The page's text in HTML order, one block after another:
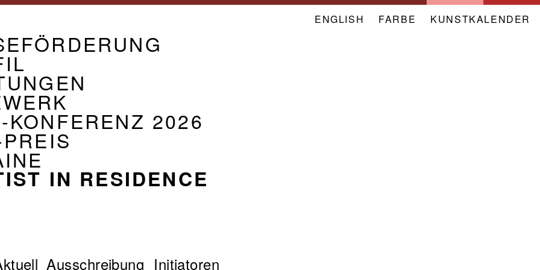
KONFERENZ 2026
IN RESIDENCE
ENGLISH FARBE NAVIGATION
KUNSTKALENDER
Ausschreibung Initiatoren